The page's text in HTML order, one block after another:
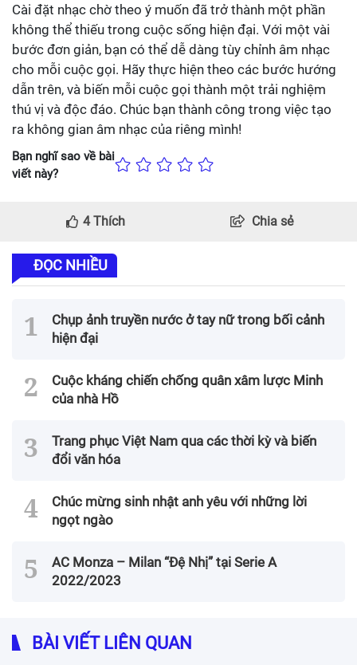
Cài đặt nhạc chờ theo ý muốn đã trở thành một phần
không thể thiếu trong cuộc sống hiện đại. Với một vài
bước đơn giản, bạn có thể dễ dàng tùy chỉnh âm nhạc
cho mỗi cuộc gọi. Hãy thực hiện theo các bước hướng
dẫn trên, và biến mỗi cuộc gọi thành một trải nghiệm
thú vị và độc đáo. Chúc bạn thành công trong việc tạo
ra không gian âm nhạc của riêng mình!
Bạn nghĩ sao về bài
viết này?
4Thích Chia sẻ
ĐỌC NHIỀU
Chụp ảnh truyền nước ở tay nữ trong bối cảnh
hiện đại
Cuộc kháng chiến chống quân xâm lược Minh
của nhà Hồ
Trang phục Việt Nam qua các thời kỳ và biến
đổi văn hóa
Chúc mừng sinh nhật anh yêu với những lời
ngọt ngào
AC Monza – Milan “Đệ Nhị” tại Serie A
2022/2023
BÀI VIẾT LIÊN QUAN